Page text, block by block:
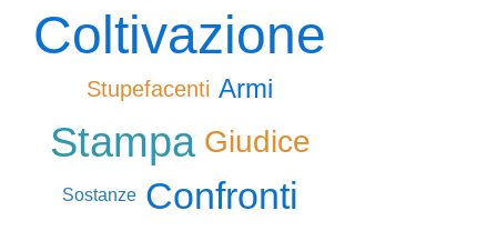
Coltivazione
Stupefacenti Armi
Stampa Giudice
Sostanze Confronti